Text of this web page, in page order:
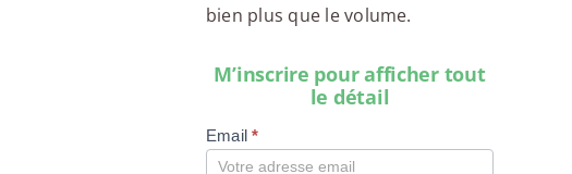
bien plus que le volume.
M’inscrire pour afficher tout
le détail
Compte
Email*